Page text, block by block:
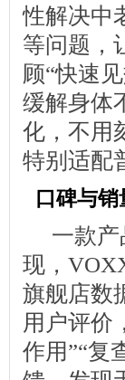
性解决中
等问题，
顾“快速
缓解身体
化，不用
特别适配
口碑与
一款
现，
旗舰店数
用户评价
作用”“复